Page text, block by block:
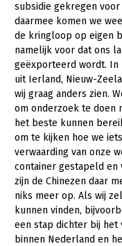
Internationaal
Sectoren
Dier
Biologische
Geitenhouderij
Kalverhouderij
Konijnenhouderij
Melkveehouderij
Paardenhouderij
Plant
Akkerbouw
Biologische
Bollenteelt
Bomen, vaste
Fruitteelt
Multifunctionele
Multifunctioneel
Vrouw en Bedrijf
Onderwerpen
Nieuws
Webinars
subsidie gekregen
daarmee komen we
de kringloop op eigen
namelijk voor dat ons
geëxporteerd wordt. In
uit Ierland, Nieuw-
wij graag anders zien.
om onderzoek te doen
het beste kunnen
om te kijken hoe we
verwaarding van onze
container gestapeld en
zijn de Chinezen daar
niks meer op. Als wij
kunnen vinden,
een stap dichter bij
binnen Nederland en